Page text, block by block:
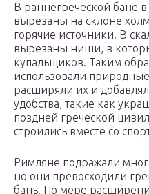
В раннегреческой бане
вырезаны на склоне
горячие источники. В
вырезаны ниши, в
купальщиков. Таким
использовали
расширяли их и
удобства, такие как
поздней греческой
строились вместе со
Римляне подражали
но они превосходили
бань. По мере